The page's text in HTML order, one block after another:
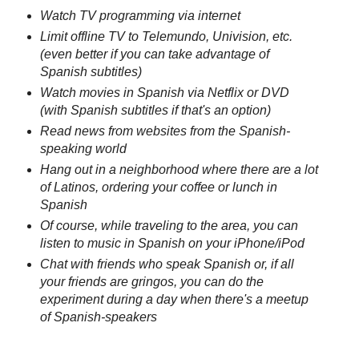
Watch TV programming via internet
Limit offline TV to Telemundo, Univision, etc.
(even better if you can take advantage of
Spanish subtitles)
Watch movies in Spanish via Netflix or DVD
(with Spanish subtitles if that's an option)
Read news from websites from the Spanish-
speaking world
Hang out in a neighborhood where there are a lot
of Latinos, ordering your coffee or lunch in
Spanish
Of course, while traveling to the area, you can
listen to music in Spanish on your iPhone/iPod
Chat with friends who speak Spanish or, if all
your friends are gringos, you can do the
experiment during a day when there's a meetup
of Spanish-speakers